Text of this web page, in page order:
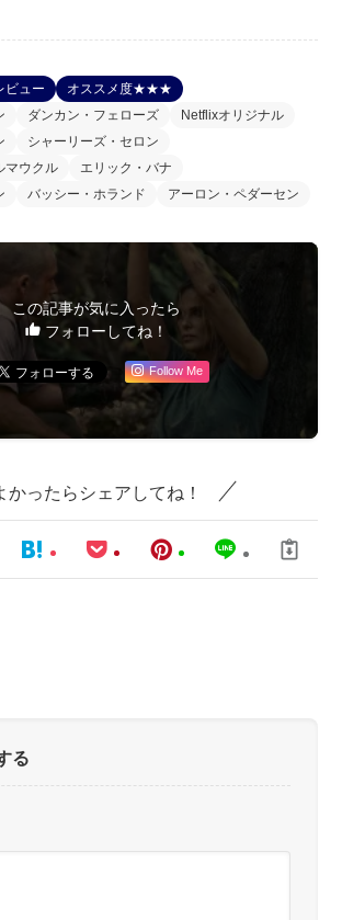
ビュー
オススメ度★★★
ダンカン・フェローズ
Netflixオリジナル
シャーリーズ・セロン
マウクル
エリック・バナ
バッシー・ホランド アーロン・ペダーセン
この記事が気に入ったら
フォローしてね！
Follow Me
かったらシェアしてね！
る